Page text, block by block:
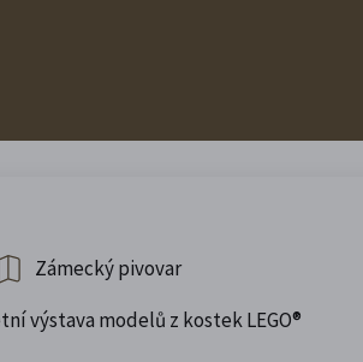
Zámecký pivovar
výstava modelů z kostek LEGO®